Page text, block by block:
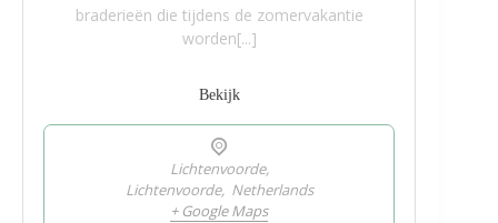
braderieën die tijdens de zomervakantie
worden[...]
Bekijk
Lichtenvoorde,
Lichtenvoorde, Netherlands
+ Google Maps